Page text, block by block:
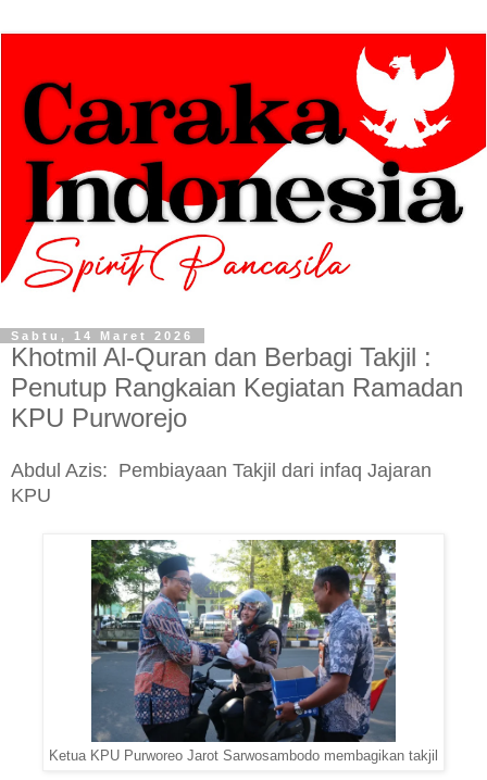
Sabtu, 14 Maret 2026
Khotmil Al-Quran dan Berbagi Takjil :
Penutup Rangkaian Kegiatan Ramadan
KPU Purworejo
Abdul Azis: Pembiayaan Takjil dari infaq Jajaran
KPU
Ketua KPU Purworeo Jarot Sarwosambodo membagikan takjil